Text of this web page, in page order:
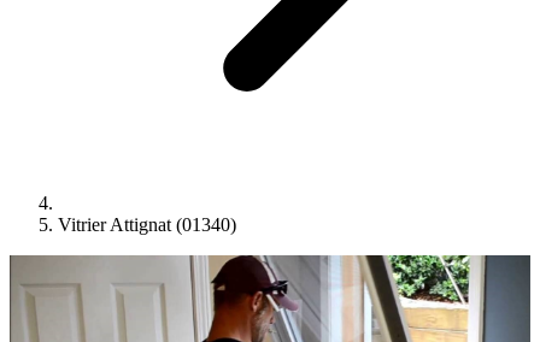
Vitrier Attignat (01340)